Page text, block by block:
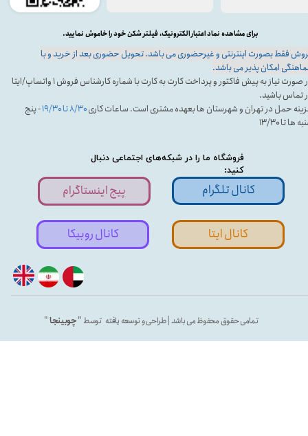
فروشگاه ما را در شبکه‌های اجتماعی دنبال
کنید:
تمامی حقوق محفوظ می باشد | طراحی و توسعه یافته توسط "چوبینجا"
فقط بصورت اینترنتی و غیرحضوری می باشد. تحویل حضوری بعد از خرید و با
امکان پذیر می باشد.
در صورت نیاز به پیش فاکتور و پرداخت کارت به کارت با شماره کارشناس فروش ۱ واتساپ/ایتا
تماس باشید.
حمل در تهران و شهرستان ها بعهده مشتری است. ساعات کاری۸/۳۰ تا ۱۹/۳۰
- پنج
ها تا ۱۳/۳۰
برای مشاهده نماد اعتبار الکترونیک، فیلتر شکن خود را خاموش نمایید.
پیج اینستاگرام کانال تلگرام
کانال ایتا کانال روبیکا